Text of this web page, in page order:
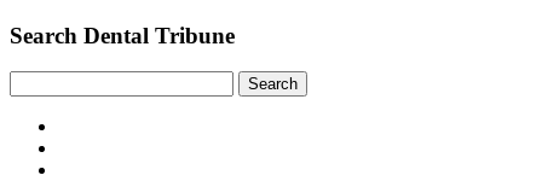
Search Dental Tribune